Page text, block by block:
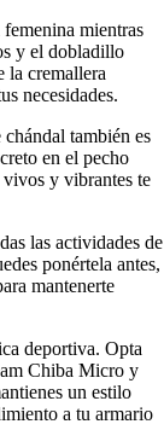
mientras
y el dobladillo
la cremallera
necesidades.
también es
en el pecho
vivos y vibrantes te
las actividades de
ponértela antes,
mantenerte
deportiva. Opta
Chiba Micro y
un estilo
a tu armario